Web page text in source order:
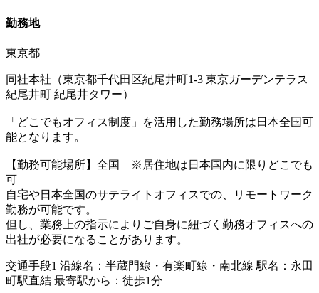
勤務地
東京都
同社本社（東京都千代田区紀尾井町1-3 東京ガーデンテラス
紀尾井町 紀尾井タワー）
「どこでもオフィス制度」を活用した勤務場所は日本全国可
能となります。
【勤務可能場所】全国 ※居住地は日本国内に限りどこでも
可
自宅や日本全国のサテライトオフィスでの、リモートワーク
勤務が可能です。
但し、業務上の指示によりご自身に紐づく勤務オフィスへの
出社が必要になることがあります。
交通手段1 沿線名：半蔵門線・有楽町線・南北線 駅名：永田
町駅直結 最寄駅から：徒歩1分